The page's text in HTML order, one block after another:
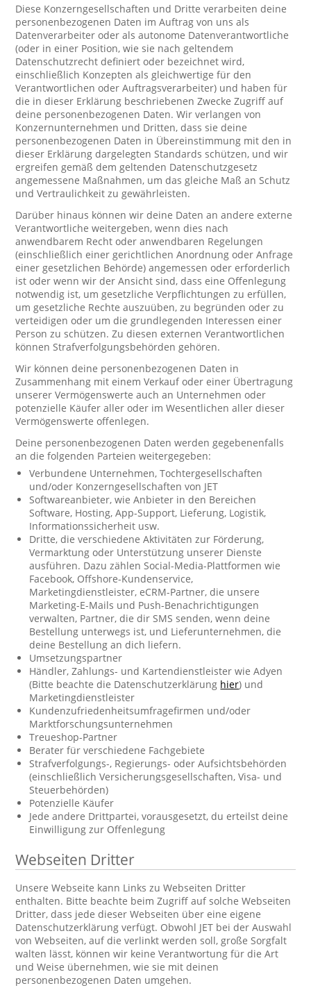
Diese Konzerngesellschaften und Dritte verarbeiten deine
personenbezogenen Daten im Auftrag von uns als
Datenverarbeiter oder als autonome Datenverantwortliche
(oder in einer Position, wie sie nach geltendem
Datenschutzrecht definiert oder bezeichnet wird,
einschließlich Konzepten als gleichwertige für den
Verantwortlichen oder Auftragsverarbeiter) und haben für
die in dieser Erklärung beschriebenen Zwecke Zugriff auf
deine personenbezogenen Daten. Wir verlangen von
Konzernunternehmen und Dritten, dass sie deine
personenbezogenen Daten in Übereinstimmung mit den in
dieser Erklärung dargelegten Standards schützen, und wir
ergreifen gemäß dem geltenden Datenschutzgesetz
angemessene Maßnahmen, um das gleiche Maß an Schutz
und Vertraulichkeit zu gewährleisten.
Darüber hinaus können wir deine Daten an andere externe
Verantwortliche weitergeben, wenn dies nach
anwendbarem Recht oder anwendbaren Regelungen
(einschließlich einer gerichtlichen Anordnung oder Anfrage
einer gesetzlichen Behörde) angemessen oder erforderlich
ist oder wenn wir der Ansicht sind, dass eine Offenlegung
notwendig ist, um gesetzliche Verpflichtungen zu erfüllen,
um gesetzliche Rechte auszuüben, zu begründen oder zu
verteidigen oder um die grundlegenden Interessen einer
Person zu schützen. Zu diesen externen Verantwortlichen
können Strafverfolgungsbehörden gehören.
Wir können deine personenbezogenen Daten in
Zusammenhang mit einem Verkauf oder einer Übertragung
unserer Vermögenswerte auch an Unternehmen oder
potenzielle Käufer aller oder im Wesentlichen aller dieser
Vermögenswerte offenlegen.
Deine personenbezogenen Daten werden gegebenenfalls
an die folgenden Parteien weitergegeben:
Verbundene Unternehmen, Tochtergesellschaften
und/oder Konzerngesellschaften von JET
Softwareanbieter, wie Anbieter in den Bereichen
Software, Hosting, App-Support, Lieferung, Logistik,
Informationssicherheit usw.
Dritte, die verschiedene Aktivitäten zur Förderung,
Vermarktung oder Unterstützung unserer Dienste
ausführen. Dazu zählen Social-Media-Plattformen wie
Facebook, Offshore-Kundenservice,
Marketingdienstleister, eCRM-Partner, die unsere
Marketing-E-Mails und Push-Benachrichtigungen
verwalten, Partner, die dir SMS senden, wenn deine
Bestellung unterwegs ist, und Lieferunternehmen, die
deine Bestellung an dich liefern.
Umsetzungspartner
Händler, Zahlungs- und Kartendienstleister wie Adyen
(Bitte beachte die Datenschutzerklärung hier) und
Marketingdienstleister
Kundenzufriedenheitsumfragefirmen und/oder
Marktforschungsunternehmen
Treueshop-Partner
Berater für verschiedene Fachgebiete
Strafverfolgungs-, Regierungs- oder Aufsichtsbehörden
(einschließlich Versicherungsgesellschaften, Visa- und
Steuerbehörden)
Potenzielle Käufer
Jede andere Drittpartei, vorausgesetzt, du erteilst deine
Einwilligung zur Offenlegung
Webseiten Dritter
Unsere Webseite kann Links zu Webseiten Dritter
enthalten. Bitte beachte beim Zugriff auf solche Webseiten
Dritter, dass jede dieser Webseiten über eine eigene
Datenschutzerklärung verfügt. Obwohl JET bei der Auswahl
von Webseiten, auf die verlinkt werden soll, große Sorgfalt
walten lässt, können wir keine Verantwortung für die Art
und Weise übernehmen, wie sie mit deinen
personenbezogenen Daten umgehen.